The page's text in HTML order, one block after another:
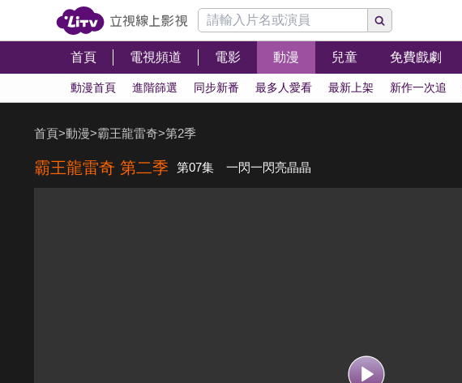
首頁 電視頻道 電影 動漫 兒童 免費戲劇
動漫首頁 進階篩選 同步新番 最多人愛看 最新上架 新作一次追
首頁>動漫>霸王龍雷奇>第2季
霸王龍雷奇 第二季 第07集 一閃一閃亮晶晶